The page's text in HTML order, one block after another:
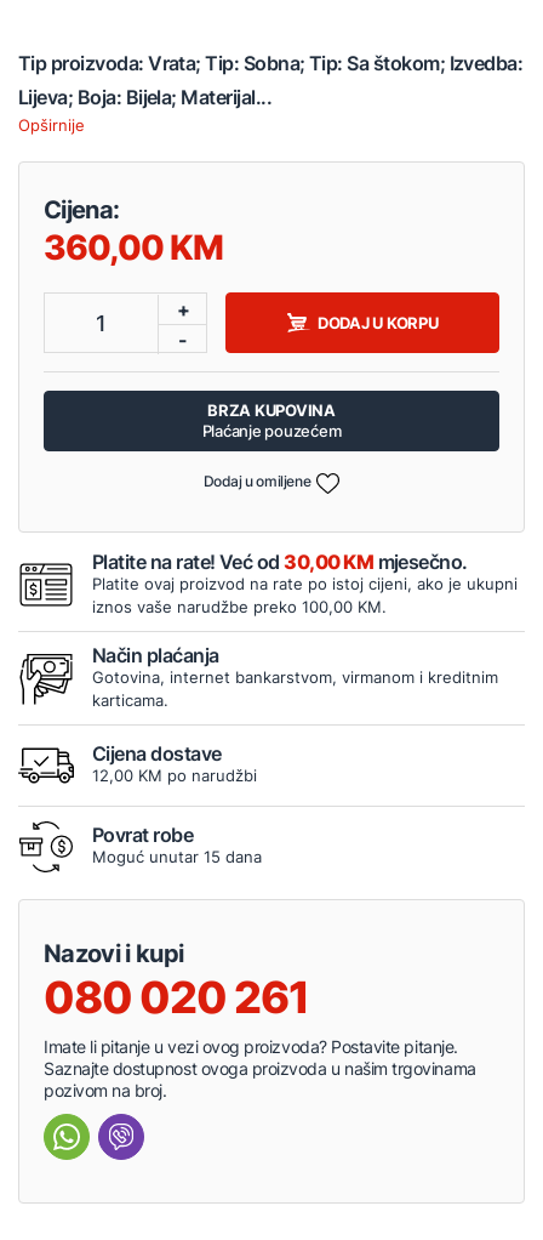
Tip proizvoda: Vrata; Tip: Sobna; Tip: Sa štokom; Izvedba:
Lijeva; Boja: Bijela; Materijal...
Opširnije
Cijena:
360,00
1
+
-
DODAJ U KORPU
BRZA KUPOVINA
Plaćanje pouzećem
Dodaj u omiljene
Platite na rate! Već od30,00 KM mjesečno.
Platite ovaj proizvod na rate po istoj cijeni, ako je ukupni
iznos vaše narudžbe preko 100,00 KM.
Način plaćanja
Gotovina, internet bankarstvom, virmanom i kreditnim
karticama.
Cijena dostave
12,00 KM po narudžbi
Povrat robe
Moguć unutar 15 dana
Nazovi i kupi
080 020 261
Imate li pitanje u vezi ovog proizvoda? Postavite pitanje.
Saznajte dostupnost ovoga proizvoda u našim trgovinama
pozivom na broj.